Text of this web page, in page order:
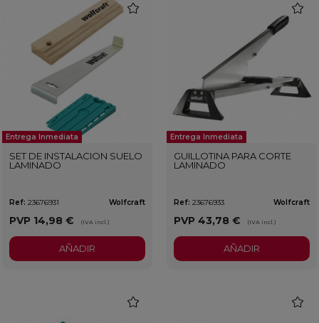
Entrega Inmediata
SET DE INSTALACION SUELO
LAMINADO
Ref: 23676931 Wolfcraft
PVP 14,98 € (IVA incl.)
AÑADIR
Entrega Inmediata
GUILLOTINA PARA CORTE
LAMINADO
Ref: 23676933 Wolfcraft
PVP 43,78 € (IVA incl.)
AÑADIR